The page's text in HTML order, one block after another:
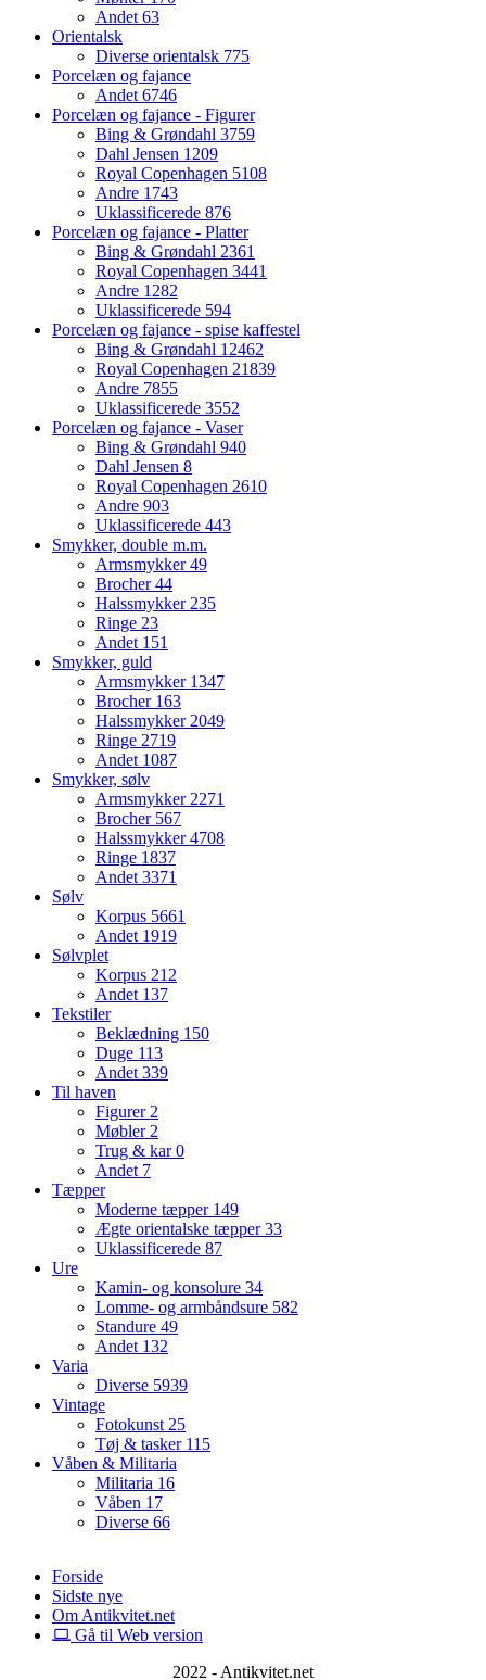
Andet 63
Orientalsk
Diverse orientalsk 775
Porcelæn og fajance
Andet 6746
Porcelæn og fajance - Figurer
Bing & Grøndahl 3759
Dahl Jensen 1209
Royal Copenhagen 5108
Andre 1743
Uklassificerede 876
Porcelæn og fajance - Platter
Bing & Grøndahl 2361
Royal Copenhagen 3441
Andre 1282
Uklassificerede 594
Porcelæn og fajance - spise kaffestel
Bing & Grøndahl 12462
Royal Copenhagen 21839
Andre 7855
Uklassificerede 3552
Porcelæn og fajance - Vaser
Bing & Grøndahl 940
Dahl Jensen 8
Royal Copenhagen 2610
Andre 903
Uklassificerede 443
Smykker, double m.m.
Armsmykker49
Brocher44
Halssmykker 235
Ringe 23
Andet 151
Smykker, guld
Armsmykker 1347
Brocher 163
Halssmykker 2049
Ringe 2719
Andet 1087
Smykker, sølv
Armsmykker 2271
Brocher 567
Halssmykker4708
Ringe 1837
Andet 3371
Sølv
Korpus 5661
Andet 1919
Sølvplet
Korpus 212
Andet 137
Tekstiler
Beklædning 150
Duge 113
Andet 339
Til haven
Figurer 2
Møbler 2
Trug & kar0
Andet 7
Tæpper
Moderne tæpper 149
Ægte orientalske tæpper33
Uklassificerede 87
Ure
Kamin- og konsolure 34
Lomme- og armbåndsure 582
Standure 49
Andet 132
Varia
Diverse 5939
Vintage
Fotokunst 25
Tøj & tasker 115
Våben & Militaria
Militaria 16
Våben 17
Diverse 66
Forside
Sidste nye
Om Antikvitet.net
Gå til Web version
2022 - Antikvitet.net